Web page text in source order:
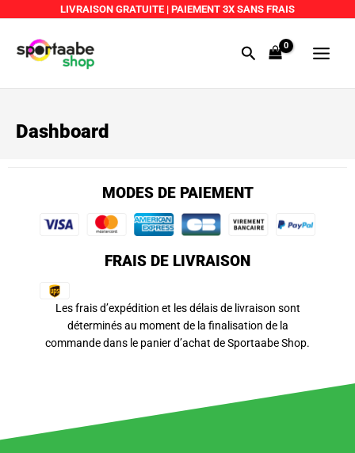
contenu
LIVRAISON GRATUITE | PAIEMENT 3X SANS FRAIS
RechercherMenu
Dashboard
MODES DE PAIEMENT
FRAIS DE LIVRAISON
Les frais d’expédition et les délais de livraison sont
déterminés au moment de la finalisation de la
commande dans le panier d’achat de Sportaabe Shop.